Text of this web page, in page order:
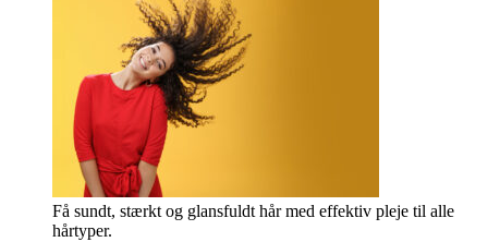
Få sundt, stærkt og glansfuldt hår med effektiv pleje til alle
hårtyper.